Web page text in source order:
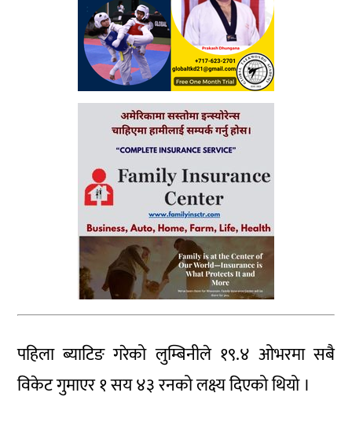
पहिला ब्याटिङ गरेको लुम्बिनीले १९.४ ओभरमा सबै
विकेट गुमाएर १ सय ४३ रनको लक्ष्य दिएको थियो ।